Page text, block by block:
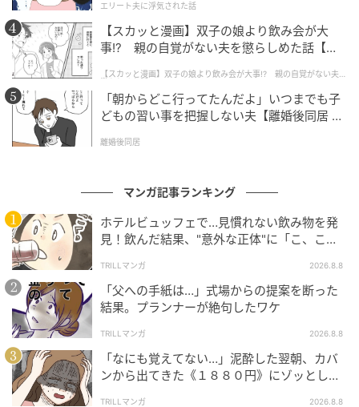
エリート夫に浮気された話
【スカッと漫画】双子の娘より飲み会が大
事!? 親の自覚がない夫を懲らしめた話【第1
【スカッと漫画】双子の娘より飲み会が大事!? 親の自覚がない夫を
懲らしめた話
「朝からどこ行ってたんだよ」いつまでも子
どもの習い事を把握しない夫【離婚後同居 Vo
離婚後同居
マンガ記事ランキング
ホテルビュッフェで…見慣れない飲み物を発
見！飲んだ結果、"意外な正体"に「こ、これ
TRILLマンガ 2026.8.8
「父への手紙は…」式場からの提案を断った
結果。プランナーが絶句したワケ
TRILLマンガ 2026.8.8
「なにも覚えてない…」泥酔した翌朝、カバ
ンから出てきた《１８８０円》にゾッとした
TRILLマンガ 2026.8.8